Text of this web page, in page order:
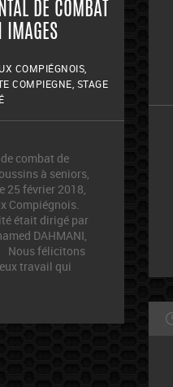
DE COMBAT
IMAGES
COMPIÉGNOIS
COMPIEGNE STAGE
combat de
à seniors,
25 février 2018,
Compiégnois.
était dirigé par
DAHMANI,
Nous félicitons
travail qui